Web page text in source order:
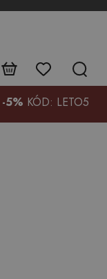
99
-5% KÓD: LETO5